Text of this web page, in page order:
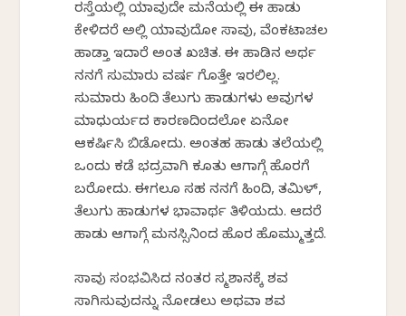
ರಸ್ತೆಯಲ್ಲಿ ಯಾವುದೇ ಮನೆಯಲ್ಲಿ ಈ ಹಾಡು
ಕೇಳಿದರೆ ಅಲ್ಲಿ ಯಾವುದೋ ಸಾವು, ವೆಂಕಟಾಚಲ
ಹಾಡ್ತಾ ಇದಾರೆ ಅಂತ ಖಚಿತ. ಈ ಹಾಡಿನ ಅರ್ಥ
ನನಗೆ ಸುಮಾರು ವರ್ಷ ಗೊತ್ತೇ ಇರಲಿಲ್ಲ.
ಸುಮಾರು ಹಿಂದಿ ತೆಲುಗು ಹಾಡುಗಳು ಅವುಗಳ
ಮಾಧುರ್ಯದ ಕಾರಣದಿಂದಲೋ ಏನೋ
ಆಕರ್ಷಿಸಿ ಬಿಡೋದು. ಅಂತಹ ಹಾಡು ತಲೆಯಲ್ಲಿ
ಒಂದು ಕಡೆ ಭದ್ರವಾಗಿ ಕೂತು ಆಗಾಗ್ಗೆ ಹೊರಗೆ
ಬರೋದು. ಈಗಲೂ ಸಹ ನನಗೆ ಹಿಂದಿ, ತಮಿಳ್,
ತೆಲುಗು ಹಾಡುಗಳ ಭಾವಾರ್ಥ ತಿಳಿಯದು. ಆದರೆ
ಹಾಡು ಆಗಾಗ್ಗೆ ಮನಸ್ಸಿನಿಂದ ಹೊರ ಹೊಮ್ಮುತ್ತದೆ.
ಸಾವು ಸಂಭವಿಸಿದ ನಂತರ ಸ್ಮಶಾನಕ್ಕೆ ಶವ
ಸಾಗಿಸುವುದನ್ನು ನೋಡಲು ಅಥವಾ ಶವ